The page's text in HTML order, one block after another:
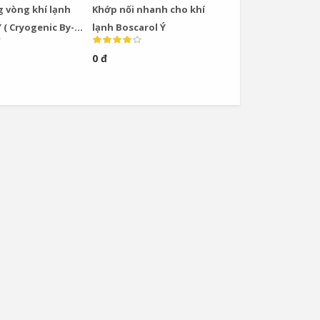
vòng khí lạnh
( Cryogenic By-
Khớp nối nhanh cho khí
lạnh Boscarol Ý
0 đ